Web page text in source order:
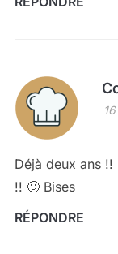
Déjà deux ans
!! 🙂 Bises
RÉPONDRE